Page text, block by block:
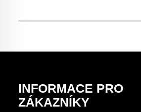
INFORMACE PRO
ZÁKAZNÍKY